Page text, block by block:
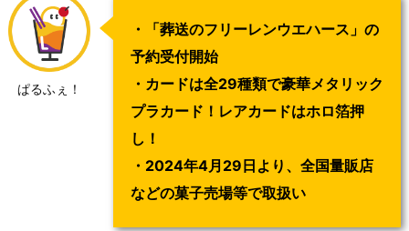
ぱるふぇ！
・「葬送のフリーレンウエハース」の
予約受付開始
・カードは全29種類で豪華メタリック
プラカード！レアカードはホロ箔押
し！
・2024年4月29日より、全国量販店
などの菓子売場等で取扱い